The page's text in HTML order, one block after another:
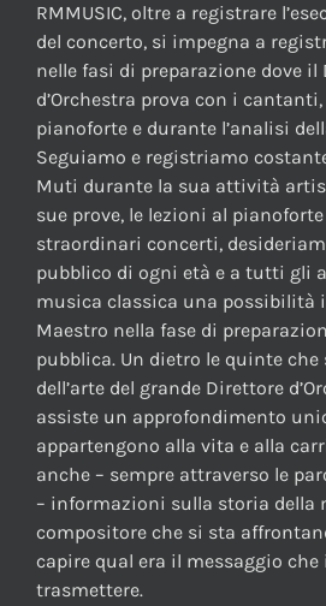
RMMUSIC, oltre a registrare
del concerto, si impegna a
nelle fasi di preparazione dove il
d’Orchestra prova con i
pianoforte e durante l’analisi
Seguiamo e registriamo
Muti durante la sua attività
sue prove, le lezioni al pianoforte
straordinari concerti,
pubblico di ogni età e a tutti gli
musica classica una possibilità
Maestro nella fase di
pubblica. Un dietro le quinte che
dell’arte del grande Direttore
assiste un approfondimento
appartengono alla vita e alla
anche – sempre attraverso le
– informazioni sulla storia della
compositore che si sta
capire qual era il messaggio che
trasmettere.